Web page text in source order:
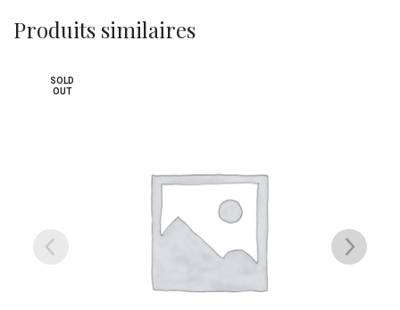
Produits similaires
SOLD
OUT